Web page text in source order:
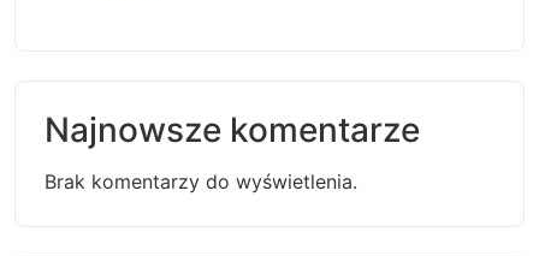
Najnowsze komentarze
Brak komentarzy do wyświetlenia.